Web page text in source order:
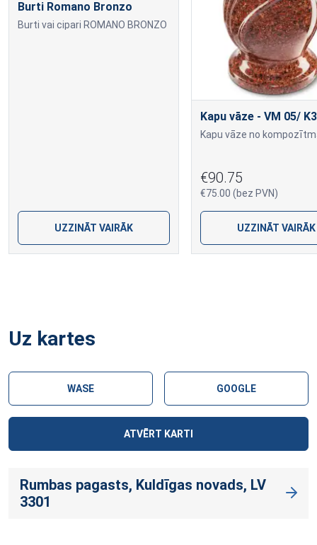
Burti Romano Bronzo
Burti vai cipari ROMANO BRONZO
UZZINĀT VAIRĀK
Kapu vāze - VM 05/ K3
€90.75
€75.00 (bez PVN)
UZZINĀT VAIRĀK
Uz kartes
WASE GOOGLE
ATVĒRT KARTI
Rumbas pagasts, Kuldīgas novads, LV
3301